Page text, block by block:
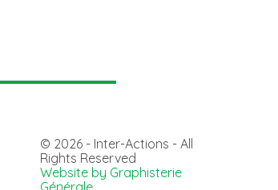
© 2026 - Inter-Actions - All
Rights Reserved
Website by Graphisterie
Générale